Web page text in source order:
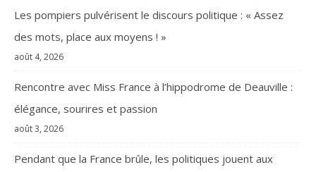
Les pompiers pulvérisent le discours politique : « Assez
des mots, place aux moyens ! »
août 4, 2026
Rencontre avec Miss France à l’hippodrome de Deauville :
élégance, sourires et passion
août 3, 2026
Pendant que la France brûle, les politiques jouent aux